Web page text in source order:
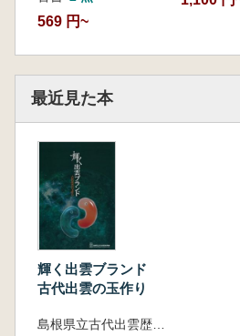
569 円~
最近見た本
輝く出雲ブランド
古代出雲の玉作り